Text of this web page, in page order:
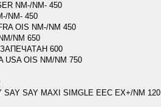
NM-/NM- 450
NM- 450
OIS NM-/NM 450
NM 650
ЗАПЕЧАТАН 600
USA OIS NM/NM 750
SAY SAY MAXI SIMGLE EEC EX+/NM 120